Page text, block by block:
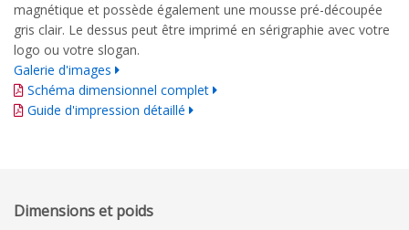
magnétique et possède également une mousse pré-découpée
gris clair. Le dessus peut être imprimé en sérigraphie avec votre
logo ou votre slogan.
Galerie d'images
Schéma dimensionnel complet
Guide d'impression détaillé
Dimensions et poids